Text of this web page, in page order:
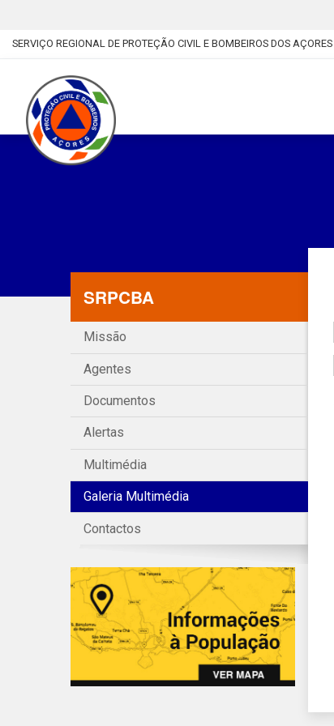
SERVIÇO REGIONAL DE PROTEÇÃO CIVIL E BOMBEIROS DOS AÇORES
SRPCBA
Missão
Agentes
Documentos
Alertas
Multimédia
Galeria Multimédia
Contactos